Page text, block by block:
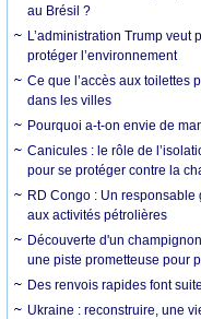
au Brésil ?
L’administration Trump veut
protéger l’environnement
Ce que l’accès aux toilettes
dans les villes
Pourquoi a-t-on envie de
Canicules : le rôle de
pour se protéger contre la
RD Congo : Un
aux activités pétrolières
Découverte d'un
une piste prometteuse pour
Des renvois rapides font
Ukraine : reconstruire, une